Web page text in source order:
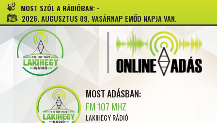
MOST SZÓL A RÁDIÓBAN: -
2026. AUGUSZTUS 09. VASÁRNAP EMŐD NAPJA VAN.
MOST ADÁSBAN:
FM 107 MHZ
LAKIHEGY RÁDIÓ